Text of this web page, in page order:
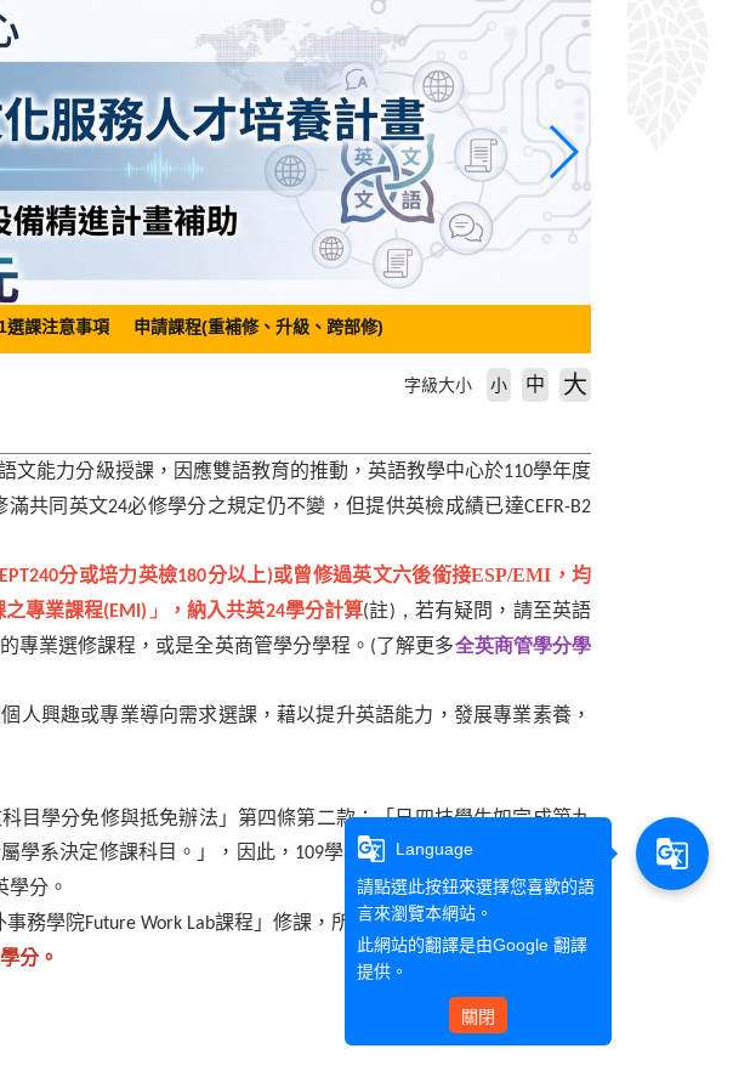
選課注意事項 申請課程(重補修、升級、跨部修)
字級大小 小 中 大
文能力分級授課， 因應雙語教育的推動，英語教學中心於110學年度
滿共同英文24必修學分之規定仍不變，但提供英檢成績已達CEFR-B2
分或培力英檢180分以上)或曾修過英文六後銜接ESP/EMI，均
之專業課程(EMI)」 ，納入共英24學分計算(註)， 若有疑問，請至英語
專業選修課程，或是全英商管學分學程。 (了解更多全英商管學分學
個人興趣或專業導向需求選課，藉以提升英語能力，發展專業素養，
目學分免修與抵免辦法」第四條第二款：「日四技學生如完成第九
學系決定修課科目。」，因此， 109學年度 含)前修畢英文九者，請
學分。
事務學院Future Work Lab課程 」修課，所修學分納入共英學分計算。
學分。
g_translate
Language
請點選此按鈕來選擇您喜歡的語
言來瀏覽本網站。
此網站的翻譯是由Google 翻譯
提供。
關閉
g_translate